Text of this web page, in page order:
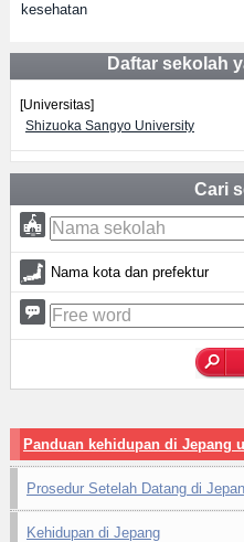
kesehatan
Daftar sekolah
[Universitas]
Shizuoka Sangyo University
Cari
Nama kota dan prefektur
Panduan kehidupan di Jepang
Prosedur Setelah Datang di
Kehidupan di Jepang